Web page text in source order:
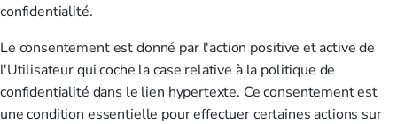
confidentialité.
Le consentement est donné par l'action positive et active de
l'Utilisateur qui coche la case relative à la politique de
confidentialité dans le lien hypertexte. Ce consentement est
une condition essentielle pour effectuer certaines actions sur